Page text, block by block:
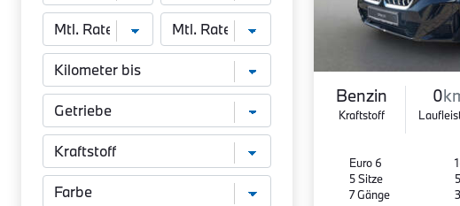
Benzin
Kraftstoff
0
Euro 6
5 Sitze
7 Gänge